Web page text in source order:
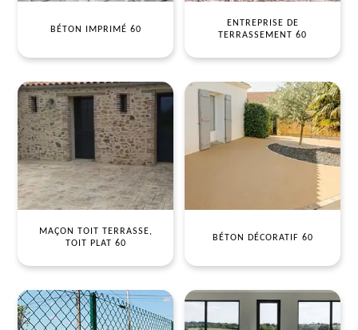
BÉTON IMPRIMÉ 60
ENTREPRISE DE
TERRASSEMENT 60
MAÇON TOIT TERRASSE,
TOIT PLAT 60
BÉTON DÉCORATIF 60